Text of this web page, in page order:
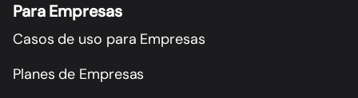
Para Empresas
Casos de uso para Empresas
Planes de Empresas